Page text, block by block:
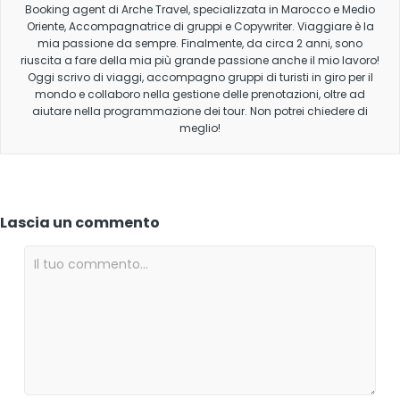
Booking agent di Arche Travel, specializzata in Marocco e Medio
Oriente, Accompagnatrice di gruppi e Copywriter. Viaggiare è la
mia passione da sempre. Finalmente, da circa 2 anni, sono
riuscita a fare della mia più grande passione anche il mio lavoro!
Oggi scrivo di viaggi, accompagno gruppi di turisti in giro per il
mondo e collaboro nella gestione delle prenotazioni, oltre ad
aiutare nella programmazione dei tour. Non potrei chiedere di
meglio!
Lascia un commento